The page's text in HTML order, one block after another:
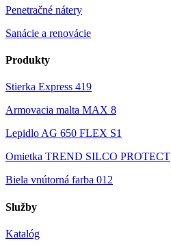
Penetračné nátery
Sanácie a renovácie
Produkty
Stierka Express 419
Armovacia malta MAX 8
Lepidlo AG 650 FLEX S1
Omietka TREND SILCO PROTECT
Biela vnútorná farba 012
Služby
Katalóg